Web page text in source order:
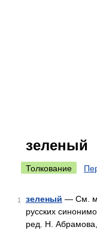
зеленый
Толкование
1 зеленый — См.
русских
ред. Н.